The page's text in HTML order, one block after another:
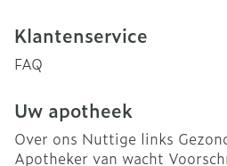
Klantenservice
FAQ
Uw apotheek
Over ons Nuttige links
Apotheker van wacht